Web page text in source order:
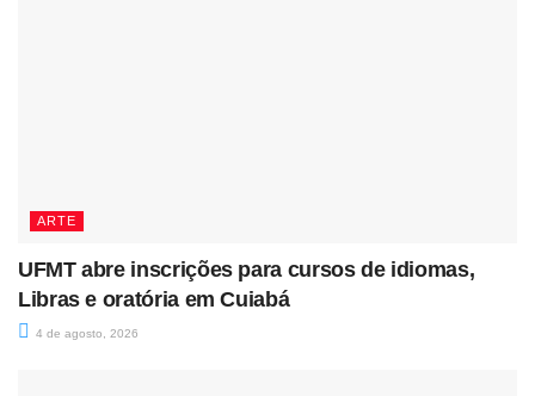
ARTE
UFMT abre inscrições para cursos de idiomas,
Libras e oratória em Cuiabá
4 de agosto, 2026